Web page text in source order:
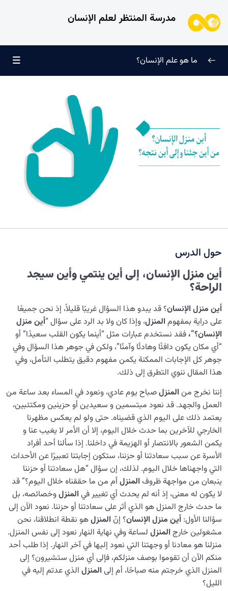
مدرسة المنتظر لعلم الإنسان
الطفل الغالي للروح
الإنسان ورغبته اللانهائية 0/12
0/24
غاية الخلق ومكانة الإنسان 0/7
ما هو هدف خلق العالم؛ وما هو موقعنا في هذا العالم؟
لماذا وُلِدتُ؟ ما هو هدف الله من خلق الإنسان؟
مراحل حياة الإنسان؛ البداية والنهاية اللتان لن ننجح بدون
معرفتهما
دورة حياة الإنسان ومراحلها؛ من قبل الولادة إلى بعد الموت
أين منزل الإنسان؟ من أين جئنا وإلى أين نتجه؟
أين كنا قبل الولادة وكيف تم خلقنا؟
فهم معنى قوس النزول وقوس الصعود؛ مراحل حياة الإنسان
في عالم الكون
دور القدوة في حياة الإنسان 0/18
العلاقة بين الدنيا والآخرة 0/24
السنن الإلهية 0/20
الموت… أم الولادة؟ 0/13
الدنيا؛ نادٍ لصناعة الإنسان 0/8
كيف نصبح إنسانًا بحق؟ 0/18
ما هو علم الإنسان؟
حول الدرس
أين منزل الإنسان، إلى أين ينتمي وأين سيجد
الراحة؟
أين منزل الإنسان؟ قد يبدو هذا السؤال غريبًا قليلاً، إذ نحن جميعًا
على دراية بمفهوم المنزل، وإذا كان ولا بد الرد على سؤال “أين منزل
الإنسان؟”، فقد نستخدم عبارات مثل “أينما يكون القلب سعيدًا” أو
“أي مكان يكون دافئًا وهادئًا وآمنًا”، ولكن في جوهر هذا السؤال وفي
جوهر كل الإجابات الممكنة يكمن مفهوم دقيق يتطلب التأمل، وفي
هذا المقال ننوي التطرق إلى ذلك.
إننا نخرج من المنزلصباح يوم عادي، ونعود في المساء بعد ساعة من
العمل والجهد. قد نعود مبتسمين و سعيدين أو حزينين ومكتئبين،
يعتمد ذلك على اليوم الذي قضيناه. حتى ولو لم يعكس مظهرنا
الخارجي للآخرين بما حدث خلال اليوم، إلا أن الأمر لا يغيب عنا و
يكمن الشعور بالانتصار أو الهزيمة في داخلنا. إذا سألنا أحد أفراد
الأسرة عن سبب سعادتنا أو حزننا، ستكون إجابتنا تعبيرًا عن الأحداث
التي واجهناها خلال اليوم. لذلك، إن سؤال “هل سعادتنا أو حزننا
ينبعان من مواجهة ظروف المنزلأم من ما حققناه خلال اليوم؟” قد
لا يكون له معنى، إذ أنه لم يحدث أي تغيير في المنزلوخصائصه، بل
ما حدث خارج المنزل هو الذي أثر على سعادتنا أو حزننا. نعود الآن إلى
سؤالنا الأول: أين منزل الإنسان؟ إنّ المنزلهو نقطة انطلاقنا، نحن
مشغولين خارج المنزل لساعة وفي نهاية النهار نعود إلى نفس المنزل.
منزلنا هو معادنا أو وجهتنا التي نعود إليها في آخر النهار. إذا طلب أحد
منكم الآن أن تقوموا بوصف منزلكم، فإلى أي منزل ستشيرون؟ إلى
المنزل الذي خرجتم منه صباحًا، أم إلى المنزل الذي عدتم إليه في
الليل؟